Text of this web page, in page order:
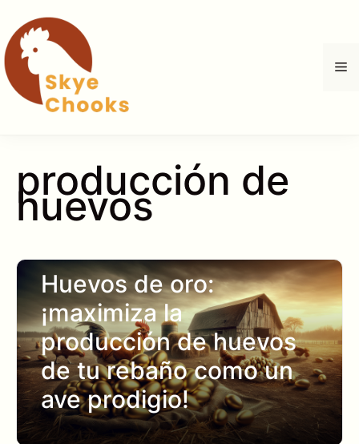
contenido
producción de
huevos
Huevos de oro:
¡maximiza la
producción de huevos
de tu rebaño como un
ave prodigio!